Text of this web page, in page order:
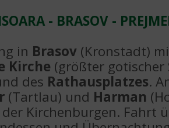
- BRASOV -
in Brasov (Kronstadt)
Kirche (größter gotischer
des Rathausplatzes.
(Tartlau) und Harman
Kirchenburgen. Fahrt